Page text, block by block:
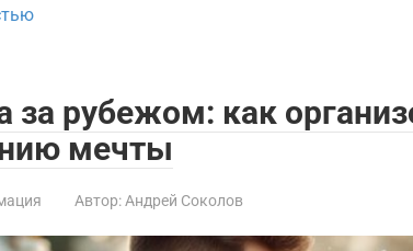
за рубежом: как
мечты
Автор: Андрей Соколов